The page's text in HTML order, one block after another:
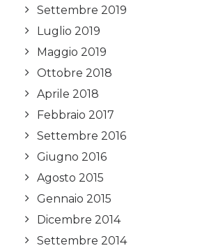
Settembre 2019
Luglio 2019
Maggio 2019
Ottobre 2018
Aprile 2018
Febbraio 2017
Settembre 2016
Giugno 2016
Agosto 2015
Gennaio 2015
Dicembre 2014
Settembre 2014